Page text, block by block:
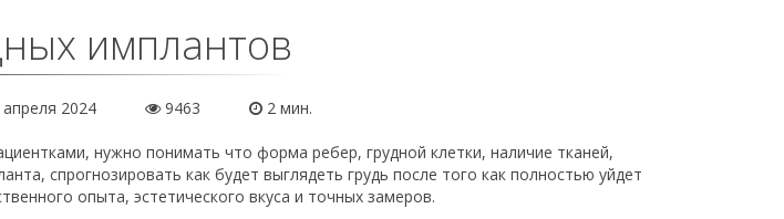
имплантов
2024 9463 2 мин.
нужно понимать что форма ребер, грудной клетки, наличие тканей,
спрогнозировать как будет выглядеть грудь после того как полностью уйдет
опыта, эстетического вкуса и точных замеров.